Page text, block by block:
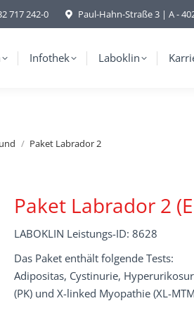
717 242-0 Paul-Hahn-Straße 3 | A -
Infothek Laboklin
Paket Labrador 2
Paket Labrador 2
LABOKLIN Leistungs-ID: 8628
Das Paket enthält folgende Tests:
Adipositas, Cystinurie,
(PK) und X-linked Myopathie (XL-